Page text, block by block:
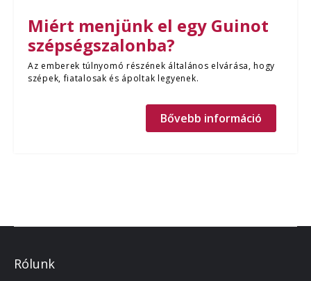
Miért menjünk el egy Guinot
szépségszalonba?
Az emberek túlnyomó részének általános elvárása, hogy
szépek, fiatalosak és ápoltak legyenek.
Bővebb információ
Rólunk